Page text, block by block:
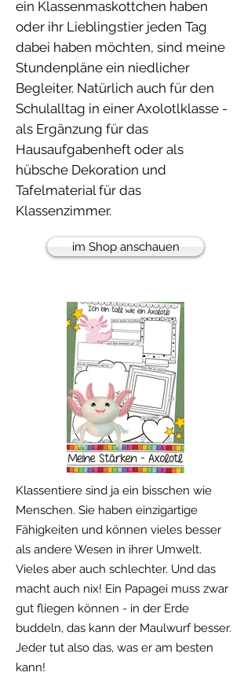
ein Klassenmaskottchen haben
oder ihr Lieblingstier jeden Tag
dabei haben möchten, sind meine
Stundenpläne ein niedlicher
Begleiter. Natürlich auch für den
Schulalltag in einer Axolotlklasse -
als Ergänzung für das
Hausaufgabenheft oder als
hübsche Dekoration und
Tafelmaterial für das
Klassenzimmer.
im Shop anschauen
Klassentiere sind ja ein bisschen wie
Menschen. Sie haben einzigartige
Fähigkeiten und können vieles besser
als andere Wesen in ihrer Umwelt.
Vieles aber auch schlechter. Und das
macht auch nix! Ein Papagei muss zwar
gut fliegen können - in der Erde
buddeln, das kann der Maulwurf besser.
Jeder tut also das, was er am besten
kann!